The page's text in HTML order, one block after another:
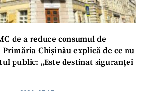
de a reduce consumul de
Chișinău explică de ce nu
public: „Este destinat siguranței